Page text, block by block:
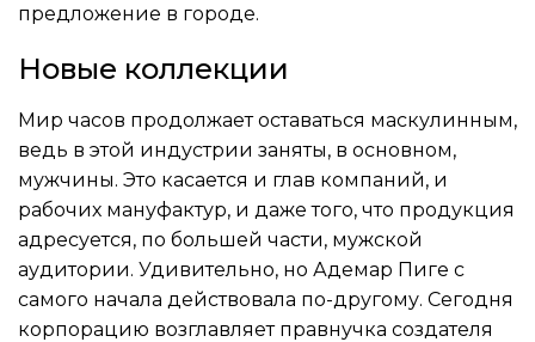
предложение в городе.
Новые коллекции
Мир часов продолжает оставаться маскулинным,
ведь в этой индустрии заняты, в основном,
мужчины. Это касается и глав компаний, и
рабочих мануфактур, и даже того, что продукция
адресуется, по большей части, мужской
аудитории. Удивительно, но Адемар Пиге с
самого начала действовала по-другому. Сегодня
корпорацию возглавляет правнучка создателя